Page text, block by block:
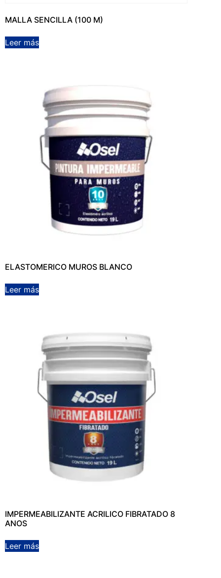
MALLA SENCILLA (100 M)
Leer más
ELASTOMERICO MUROS BLANCO
Leer más
IMPERMEABILIZANTE ACRILICO FIBRATADO 8
ANOS
Leer más